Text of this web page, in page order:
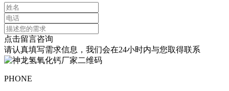
点击留言咨询
请认真填写需求信息，我们会在24小时内与您取得联系
PHONE